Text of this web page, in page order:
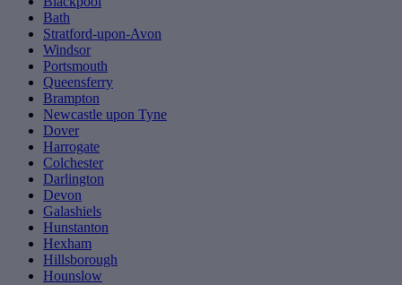
Bath
Stratford-upon-Avon
Windsor
Portsmouth
Queensferry
Brampton
Newcastle upon Tyne
Dover
Harrogate
Colchester
Darlington
Devon
Galashiels
Hunstanton
Hexham
Hillsborough
Hounslow